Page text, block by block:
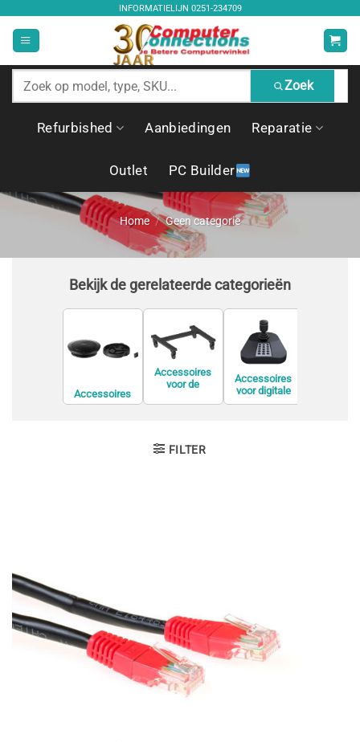
inhoud
INFORMATIELIJN 0251-234709
Zoek
producten
Zoek
Refurbished Aanbiedingen Reparatie
Outlet PC Builder
Home / Geen categorie
Bekijk de gerelateerde categorieën
Accessoires
voor
Accessoires
voor de
informatiesche
Accessoires
voor digitale
videorecorders
FILTER